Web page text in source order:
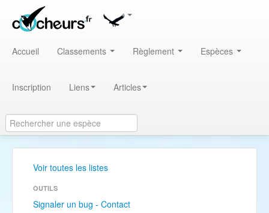
Accueil Classements Règlement Espèces
Inscription Liens Articles
Voir toutes les listes
OUTILS
Signaler un bug - Contact